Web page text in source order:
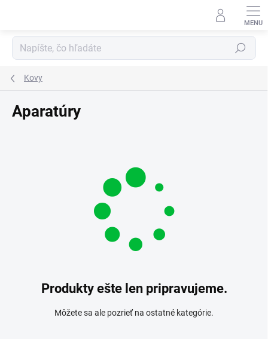
Hľadať
Kovy
Aparatúry
Produkty ešte len pripravujeme.
Môžete sa ale pozrieť na ostatné kategórie.